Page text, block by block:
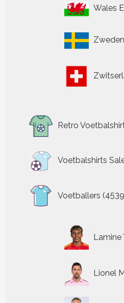
Wales
Retro
Voetbalshirts
Voetballers 4539
Lamine
Lionel